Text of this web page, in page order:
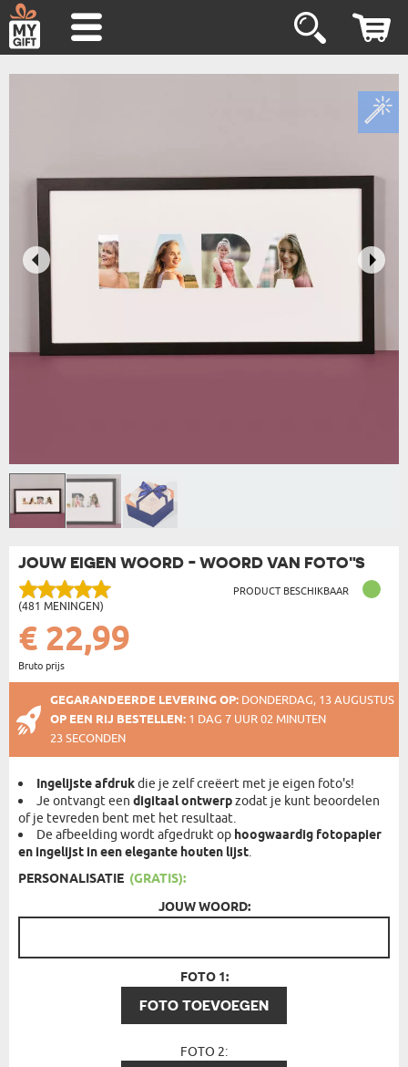
JOUW EIGEN WOORD - WOORD VAN FOTO"S
(481 MENINGEN)
PRODUCT BESCHIKBAAR
€ 22,99
Bruto prijs
GEGARANDEERDE LEVERING OP: DONDERDAG, 13 AUGUSTUS
OP EEN RIJ BESTELLEN: 1 DAG 7 UUR 02 MINUTEN
23 SECONDEN
Ingelijste afdrukdie je zelf creëert met je eigen foto's!
Je ontvangt eendigitaal ontwerpzodat je kunt beoordelen
of je tevreden bent met het resultaat.
De afbeelding wordt afgedrukt op hoogwaardig fotopapier
en ingelijst in een elegante houten lijst.
PERSONALISATIE (GRATIS):
JOUW WOORD:
FOTO 1:
FOTO TOEVOEGEN
FOTO 2: